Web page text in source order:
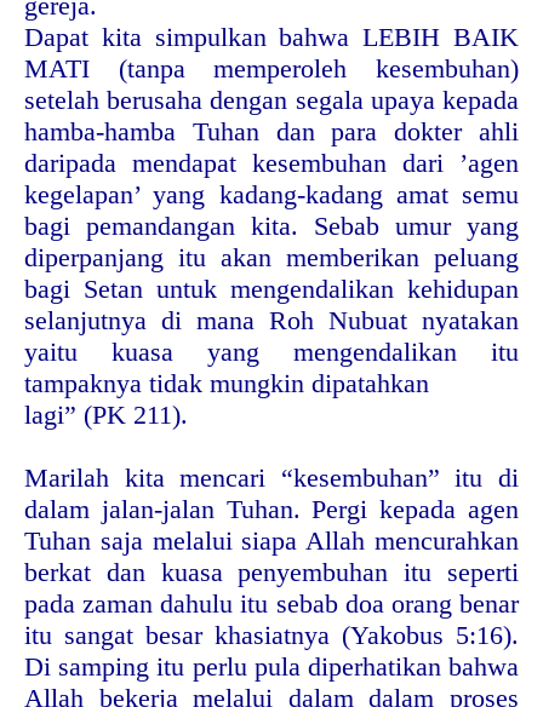
Dapat kita simpulkan bahwa LEBIH BAIK
MATI (tanpa memperoleh kesembuhan)
setelah berusaha dengan segala upaya kepada
hamba-hamba Tuhan dan para dokter ahli
daripada mendapat kesembuhan dari ’agen
kegelapan’ yang kadang-kadang amat semu
bagi pemandangan kita. Sebab umur yang
diperpanjang itu akan memberikan peluang
bagi Setan untuk mengendalikan kehidupan
selanjutnya di mana Roh Nubuat nyatakan
yaitu kuasa yang mengendalikan itu
tampaknya tidak mungkin dipatahkan
lagi” (PK 211).
Marilah kita mencari “kesembuhan” itu di
dalam jalan-jalan Tuhan. Pergi kepada agen
Tuhan saja melalui siapa Allah mencurahkan
berkat dan kuasa penyembuhan itu seperti
pada zaman dahulu itu sebab doa orang benar
itu sangat besar khasiatnya (Yakobus 5:16).
Di samping itu perlu pula diperhatikan bahwa
Allah bekerja melalui dalam dalam proses